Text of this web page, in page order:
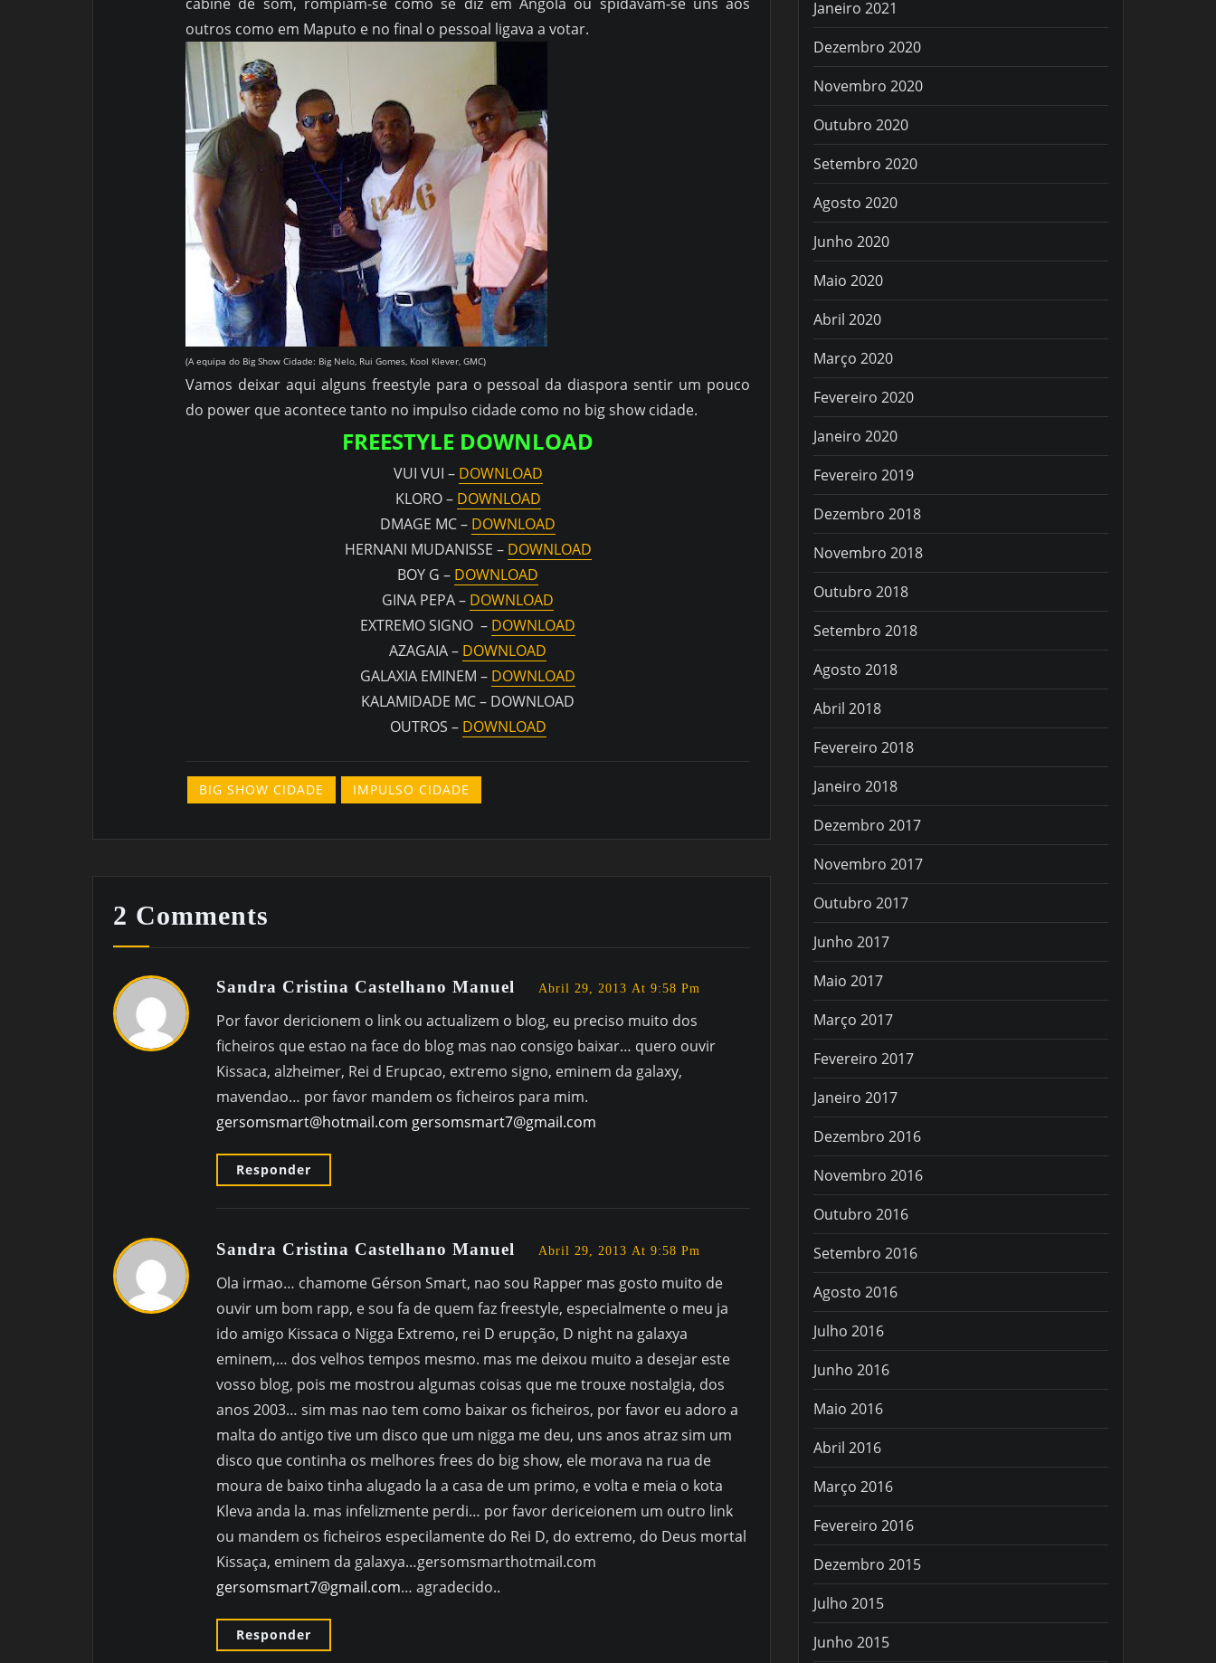
cabine de som, rompiam-se como se diz em Angola ou spidavam-se uns aos
outros como em Maputo e no final o pessoal ligava a votar.
(A equipa do Big Show Cidade: Big Nelo, Rui Gomes, Kool Klever, GMC)
Vamos deixar aqui alguns freestyle para o pessoal da diaspora sentir um pouco
do power que acontece tanto no impulso cidade como no big show cidade.
FREESTYLE DOWNLOAD
VUI VUI – DOWNLOAD
KLORO – DOWNLOAD
DMAGE MC – DOWNLOAD
HERNANI MUDANISSE – DOWNLOAD
BOY G – DOWNLOAD
GINA PEPA – DOWNLOAD
EXTREMO SIGNO – DOWNLOAD
AZAGAIA – DOWNLOAD
GALAXIA EMINEM – DOWNLOAD
KALAMIDADE MC – DOWNLOAD
OUTROS – DOWNLOAD
BIG SHOW CIDADE IMPULSO CIDADE
2 Comments
Sandra Cristina Castelhano Manuel Abril 29, 2013 At 9:58 Pm
Por favor dericionem o link ou actualizem o blog, eu preciso muito dos
ficheiros que estao na face do blog mas nao consigo baixar… quero ouvir
Kissaca, alzheimer, Rei d Erupcao, extremo signo, eminem da galaxy,
mavendao… por favor mandem os ficheiros para mim.
gersomsmart@hotmail.com gersomsmart7@gmail.com
Responder
Sandra Cristina Castelhano Manuel Abril 29, 2013 At 9:58 Pm
Ola irmao… chamome Gérson Smart, nao sou Rapper mas gosto muito de
ouvir um bom rapp, e sou fa de quem faz freestyle, especialmente o meu ja
ido amigo Kissaca o Nigga Extremo, rei D erupção, D night na galaxya
eminem,… dos velhos tempos mesmo. mas me deixou muito a desejar este
vosso blog, pois me mostrou algumas coisas que me trouxe nostalgia, dos
anos 2003… sim mas nao tem como baixar os ficheiros, por favor eu adoro a
malta do antigo tive um disco que um nigga me deu, uns anos atraz sim um
disco que continha os melhores frees do big show, ele morava na rua de
moura de baixo tinha alugado la a casa de um primo, e volta e meia o kota
Kleva anda la. mas infelizmente perdi… por favor dericeionem um outro link
ou mandem os ficheiros especilamente do Rei D, do extremo, do Deus mortal
Kissaça, eminem da galaxya…gersomsmarthotmail.com
gersomsmart7@gmail.com… agradecido..
Responder
Janeiro 2021
Dezembro 2020
Novembro 2020
Outubro 2020
Setembro 2020
Agosto 2020
Junho 2020
Maio 2020
Abril 2020
Março 2020
Fevereiro 2020
Janeiro 2020
Fevereiro 2019
Dezembro 2018
Novembro 2018
Outubro 2018
Setembro 2018
Agosto 2018
Abril 2018
Fevereiro 2018
Janeiro 2018
Dezembro 2017
Novembro 2017
Outubro 2017
Junho 2017
Maio 2017
Março 2017
Fevereiro 2017
Janeiro 2017
Dezembro 2016
Novembro 2016
Outubro 2016
Setembro 2016
Agosto 2016
Julho 2016
Junho 2016
Maio 2016
Abril 2016
Março 2016
Fevereiro 2016
Dezembro 2015
Julho 2015
Junho 2015